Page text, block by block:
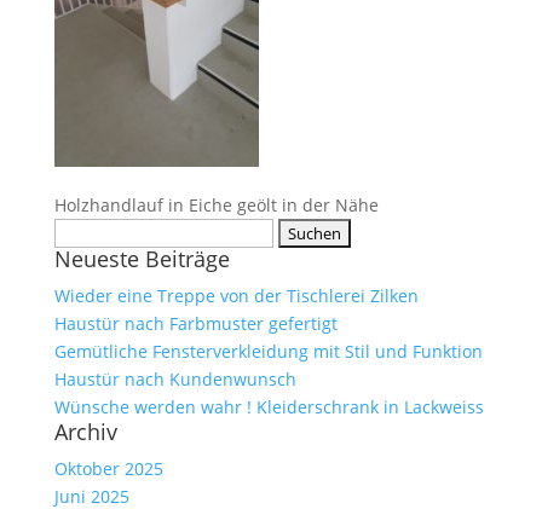
Holzhandlauf in Eiche geölt in der Nähe
nach:
Neueste Beiträge
Wieder eine Treppe von der Tischlerei Zilken
Haustür nach Farbmuster gefertigt
Gemütliche Fensterverkleidung mit Stil und Funktion
Haustür nach Kundenwunsch
Wünsche werden wahr ! Kleiderschrank in Lackweiss
Archiv
Oktober 2025
Juni 2025